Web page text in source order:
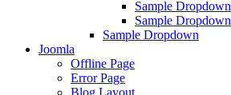
Sample Dropdown
Sample Dropdown
Sample Dropdown
Joomla
Offline Page
Error Page
Blog Layout